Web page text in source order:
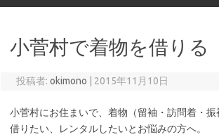
小菅村で着物を借りる
投稿者: okimono 2015年11月10日
小菅村にお住まいで、着物（留袖・訪問着・
借りたい、レンタルしたいとお悩みの方へ。